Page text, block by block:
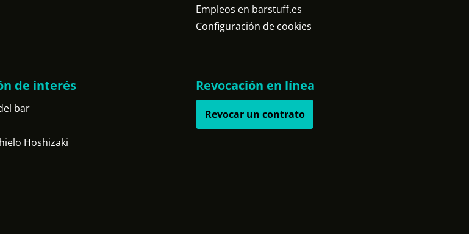
Empleos en barstuff.es
Configuración de cookies
de interés
bar
Hoshizaki
Revocación en línea
Revocar un contrato